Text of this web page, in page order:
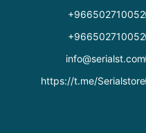
+966502710052
+966502710052
info@serialst.com
https://t.me/Serialstore